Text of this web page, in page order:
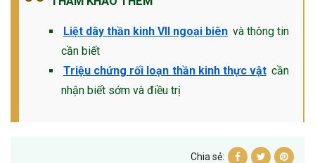
Liệt dây thần kinh VII ngoại biên và thông tin
cần biết
Triệu chứng rối loạn thần kinh thực vật cần
nhận biết sớm và điều trị
Chia sẻ: